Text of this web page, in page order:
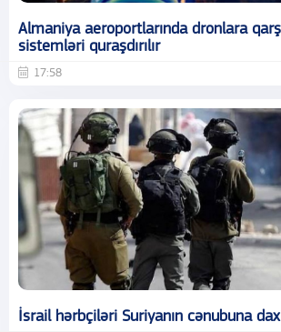
Almaniya aeroportlarında dronlara
sistemləri quraşdırılır
17:58
İsrail hərbçiləri Suriyanın cənubuna